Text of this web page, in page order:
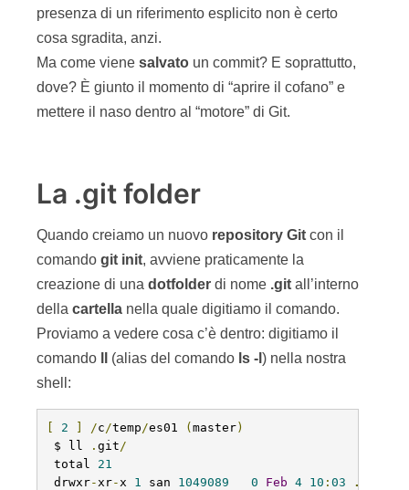
presenza di un riferimento esplicito non è certo
cosa sgradita, anzi.
Ma come viene salvato un commit? E soprattutto,
dove? È giunto il momento di “aprire il cofano” e
mettere il naso dentro al “motore” di Git.
La .git folder
Quando creiamo un nuovo repository Git con il
comando git init, avviene praticamente la
creazione di una dotfolder di nome .git all’interno
della cartella nella quale digitiamo il comando.
Proviamo a vedere cosa c’è dentro: digitiamo il
comando
(alias del comando ls -l ) nella nostra
shell:
2 /c/temp/es01 ( master)
$ ll
. git/
total 21
drwxr-xr-x 1 san 1049089 0 Feb 4 10 : 03 .